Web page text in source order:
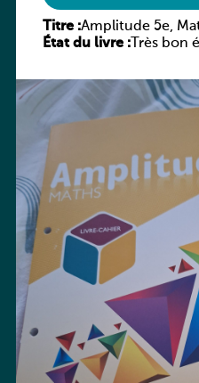
Titre :Amplitude 5e,
luxembourgeoise
État du livre :Très bon